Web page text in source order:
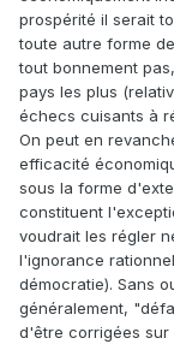
comme la
comme objectif
6) Je suis
leur
industrialisation
prospérité il serait
toute autre forme
tout bonnement
pays les plus
échecs cuisants à
On peut en
efficacité
sous la forme
constituent
voudrait les régler
l'ignorance
démocratie). Sans
généralement,
d'être corrigées sur